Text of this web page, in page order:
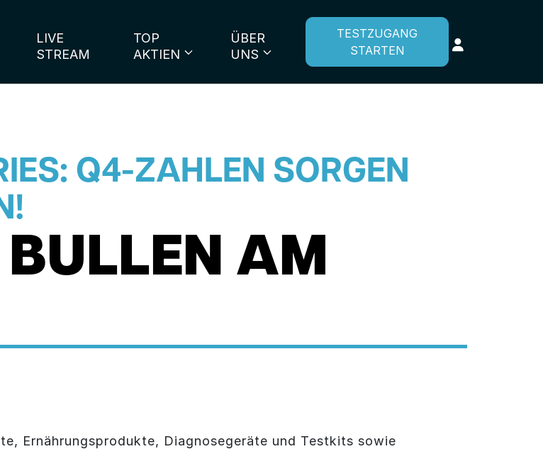
LIVE
STREAM
TOP
AKTIEN
ÜBER
UNS
TESTZUGANG
STARTEN
Q4-ZAHLEN SORGEN
AM
Ernährungsprodukte, Diagnosegeräte und Testkits sowie